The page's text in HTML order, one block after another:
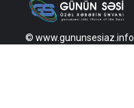
© www.gununsesiaz.info